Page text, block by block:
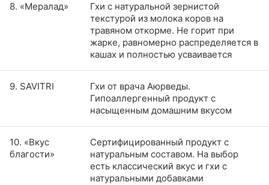
8. «Мералад»
Гхи с натуральной зернистой
текстурой из молока коров на
травяном откорме. Не горит при
жарке, равномерно распределяется в
кашах и полностью усваивается
9. SAVITRI
Гхи от врача Аюрведы.
Гипоаллергенный продукт с
насыщенным домашним вкусом
10. «Вкус
благости»
Сертифицированный продукт с
натуральным составом. На выбор
есть классический вкус и гхи с
натуральными добавками